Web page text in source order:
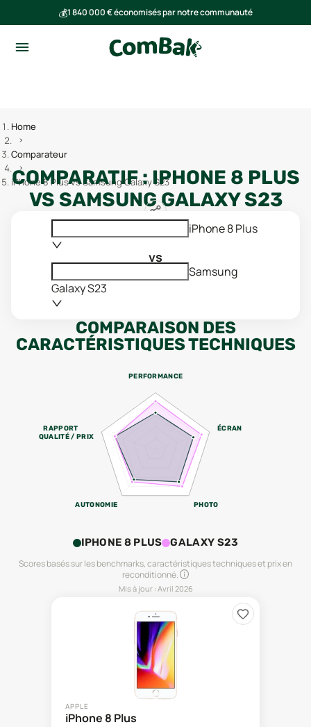
💰1 840 000 € économisés par notre communauté
Home
Comparateur
iPhone 8 Plus vs Samsung Galaxy S23
COMPARATIF :IPHONE 8 PLUS
VS SAMSUNG GALAXY S23
iPhone 8 Plus
vs
Samsung
Galaxy S23
COMPARAISON DES
CARACTÉRISTIQUES TECHNIQUES
PERFORMANCE
ÉCRAN
PHOTO
AUTONOMIE
RAPPORT
QUALITÉ / PRIX
IPHONE 8 PLUS GALAXY S23
Scores basés sur les benchmarks, caractéristiques techniques et prix en
reconditionné.
Mis à jour : Avril 2026
APPLE
iPhone 8 Plus